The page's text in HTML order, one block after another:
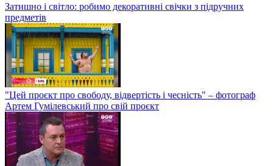
Затишно і світло: робимо декоративні свічки з підручних
предметів
"Цей проєкт про свободу, відвертість і чесність" – фотограф
Артем Гумілевський про свій проєкт